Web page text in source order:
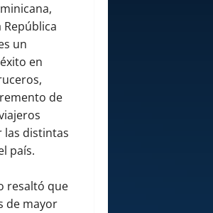
un
en
de
las distintas
país.
resaltó que
de mayor